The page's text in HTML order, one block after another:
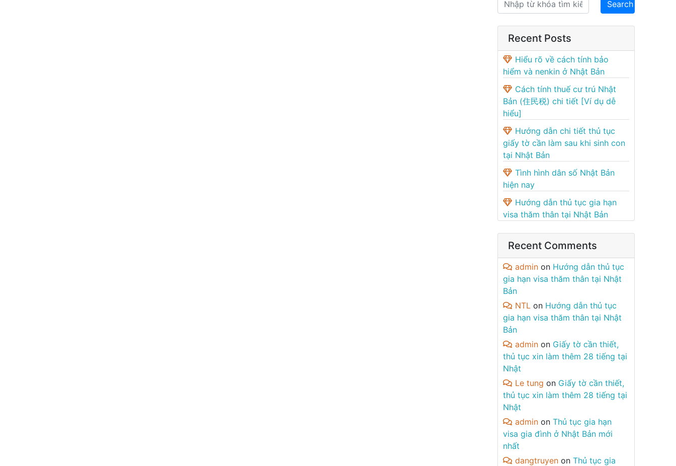
Recent Posts
Hiểu rõ về cách tính bảo
hiểm và nenkin ở Nhật Bản
Cách tính thuế cư trú Nhật
Bản (住民税) chi tiết [Ví dụ dễ
hiểu]
Hướng dẫn chi tiết thủ tục
giấy tờ cần làm sau khi sinh con
tại Nhật Bản
Tình hình dân số Nhật Bản
hiện nay
Hướng dẫn thủ tục gia hạn
visa thăm thân tại Nhật Bản
Recent Comments
admin on Hướng dẫn thủ tục
gia hạn visa thăm thân tại Nhật
Bản
NTL on Hướng dẫn thủ tục
gia hạn visa thăm thân tại Nhật
Bản
admin on Giấy tờ cần thiết,
thủ tục xin làm thêm 28 tiếng tại
Nhật
Le tung on Giấy tờ cần thiết,
thủ tục xin làm thêm 28 tiếng tại
Nhật
admin onThủ tục gia hạn
visa gia đình ở Nhật Bản mới
nhất
dangtruyen onThủ tục gia